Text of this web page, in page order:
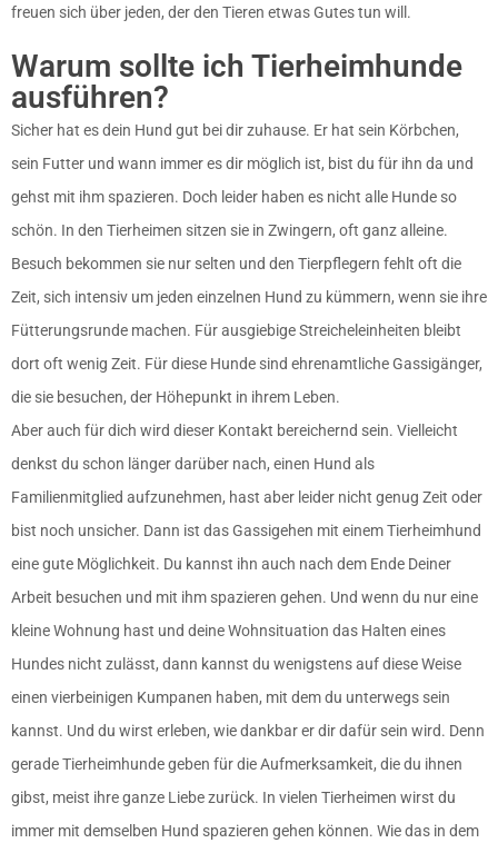
freuen sich über jeden, der den Tieren etwas Gutes tun will.
Warum sollte ich Tierheimhunde
ausführen?
Sicher hat es dein Hund gut bei dir zuhause. Er hat sein Körbchen,
sein Futter und wann immer es dir möglich ist, bist du für ihn da und
gehst mit ihm spazieren. Doch leider haben es nicht alle Hunde so
schön. In den Tierheimen sitzen sie in Zwingern, oft ganz alleine.
Besuch bekommen sie nur selten und den Tierpflegern fehlt oft die
Zeit, sich intensiv um jeden einzelnen Hund zu kümmern, wenn sie ihre
Fütterungsrunde machen. Für ausgiebige Streicheleinheiten bleibt
dort oft wenig Zeit. Für diese Hunde sind ehrenamtliche Gassigänger,
die sie besuchen, der Höhepunkt in ihrem Leben.
Aber auch für dich wird dieser Kontakt bereichernd sein. Vielleicht
denkst du schon länger darüber nach, einen Hund als
Familienmitglied aufzunehmen, hast aber leider nicht genug Zeit oder
bist noch unsicher. Dann ist das Gassigehen mit einem Tierheimhund
eine gute Möglichkeit. Du kannst ihn auch nach dem Ende Deiner
Arbeit besuchen und mit ihm spazieren gehen. Und wenn du nur eine
kleine Wohnung hast und deine Wohnsituation das Halten eines
Hundes nicht zulässt, dann kannst du wenigstens auf diese Weise
einen vierbeinigen Kumpanen haben, mit dem du unterwegs sein
kannst. Und du wirst erleben, wie dankbar er dir dafür sein wird. Denn
gerade Tierheimhunde geben für die Aufmerksamkeit, die du ihnen
gibst, meist ihre ganze Liebe zurück. In vielen Tierheimen wirst du
immer mit demselben Hund spazieren gehen können. Wie das in dem